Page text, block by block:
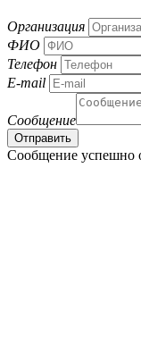
Организация
ФИО
Телефон
E-mail
Сообщение
Сообщение успешно